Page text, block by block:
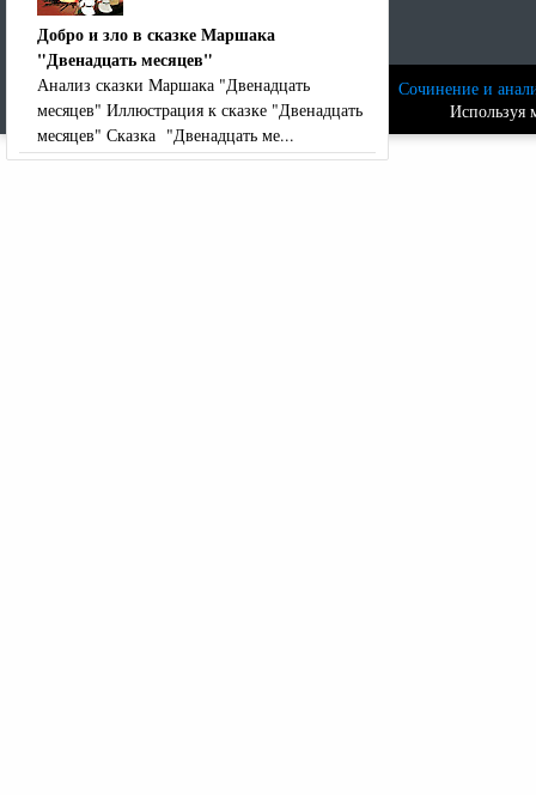
Добро и зло в сказке Маршака
"Двенадцать месяцев"
Анализ сказки Маршака "Двенадцать
месяцев" Иллюстрация к сказке "Двенадцать
месяцев" Сказка "Двенадцать ме...
Сочинение и
Используя